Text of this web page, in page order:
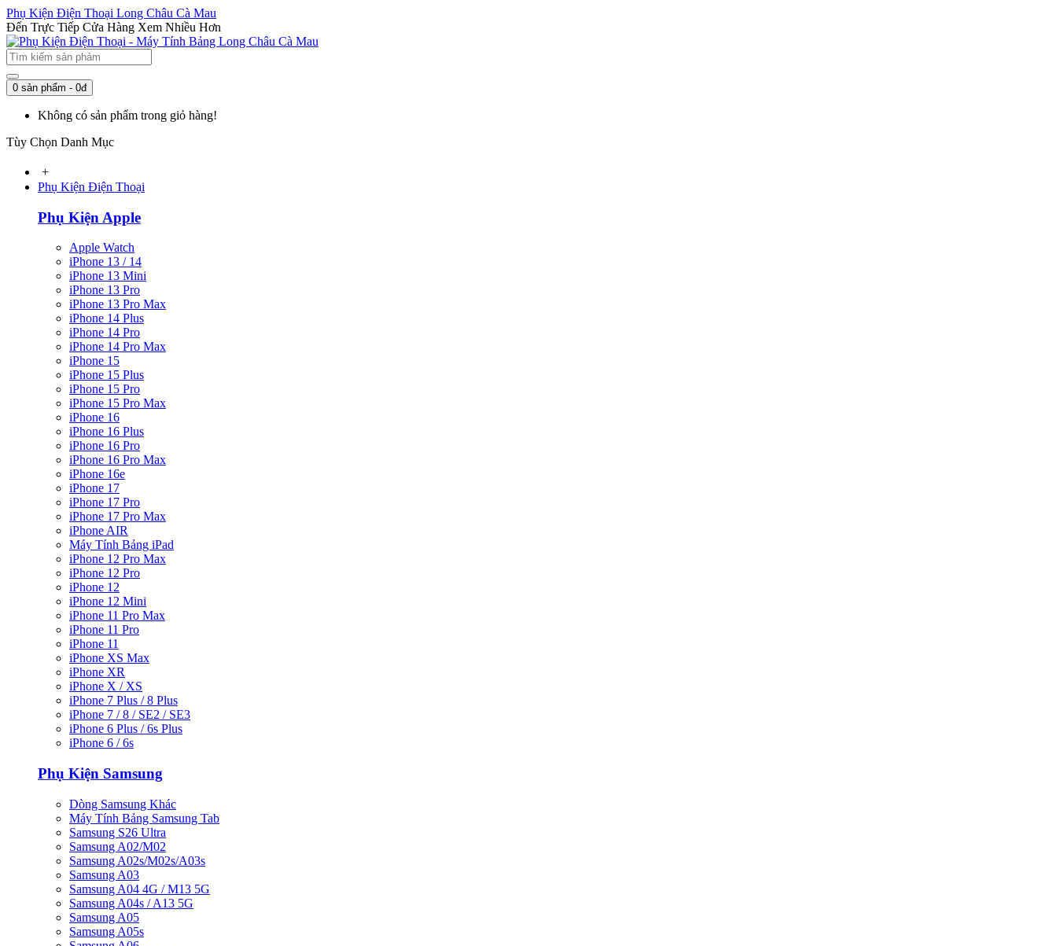
Phụ Kiện Điện Thoại Long Châu Cà Mau
Đến Trực Tiếp Cửa Hàng Xem Nhiều Hơn
0 sản phẩm - 0đ
Không có sản phẩm trong giỏ hàng!
Tùy Chọn Danh Mục
+
Phụ Kiện Điện Thoại
Phụ Kiện Apple
Apple Watch
iPhone 13 / 14
iPhone 13 Mini
iPhone 13 Pro
iPhone 13 Pro Max
iPhone 14 Plus
iPhone 14 Pro
iPhone 14 Pro Max
iPhone 15
iPhone 15 Plus
iPhone 15 Pro
iPhone 15 Pro Max
iPhone 16
iPhone 16 Plus
iPhone 16 Pro
iPhone 16 Pro Max
iPhone 16e
iPhone 17
iPhone 17 Pro
iPhone 17 Pro Max
iPhone AIR
Máy Tính Bảng iPad
iPhone 12 Pro Max
iPhone 12 Pro
iPhone 12
iPhone 12 Mini
iPhone 11 Pro Max
iPhone 11 Pro
iPhone 11
iPhone XS Max
iPhone XR
iPhone X / XS
iPhone 7 Plus / 8 Plus
iPhone 7 / 8 / SE2 / SE3
iPhone 6 Plus / 6s Plus
iPhone 6 / 6s
Phụ Kiện Samsung
Dòng Samsung Khác
Máy Tính Bảng Samsung Tab
Samsung S26 Ultra
Samsung A02/M02
Samsung A02s/M02s/A03s
Samsung A03
Samsung A04 4G / M13 5G
Samsung A04s / A13 5G
Samsung A05
Samsung A05s